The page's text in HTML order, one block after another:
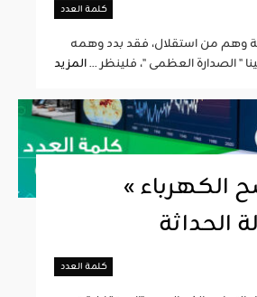
كلمة العدد
" الصدارة العظمى "، فلينظر ...
« حين يفضح الكهرباء
الحداثة
كلمة العدد